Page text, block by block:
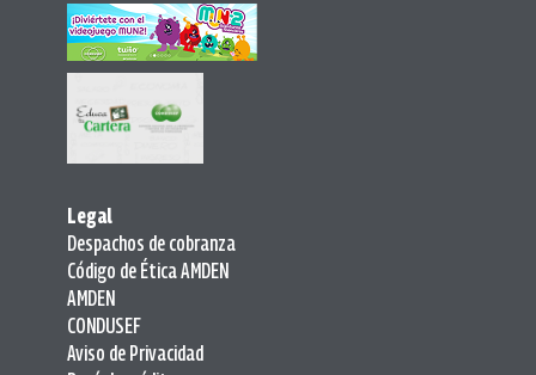
Legal
Despachos de cobranza
Código de Ética AMDEN
AMDEN
CONDUSEF
Aviso de Privacidad